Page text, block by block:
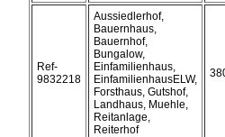
Ref-
9832218
Aussiedlerhof,
Bauernhaus,
Bauernhof,
Bungalow,
Einfamilienhaus,
EinfamilienhausELW,
Forsthaus, Gutshof,
Landhaus, Muehle,
Reitanlage,
Reiterhof